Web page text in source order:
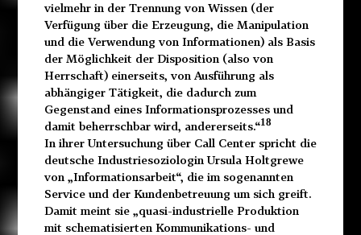
vielmehr in der Trennung von Wissen (der
Verfügung über die Erzeugung, die Manipulation
und die Verwendung von Informationen) als Basis
der Möglichkeit der Disposition (also von
Herrschaft) einerseits, von Ausführung als
abhängiger Tätigkeit, die dadurch zum
Gegenstand eines Informationsprozesses und
damit beherrschbar wird, andererseits.“18
In ihrer Untersuchung über Call Center spricht die
deutsche Industriesoziologin Ursula Holtgrewe
von „Informationsarbeit“, die im sogenannten
Service und der Kundenbetreuung um sich greift.
Damit meint sie „quasi-industrielle Produktion
mit schematisierten Kommunikations- und